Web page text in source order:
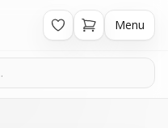
Menu